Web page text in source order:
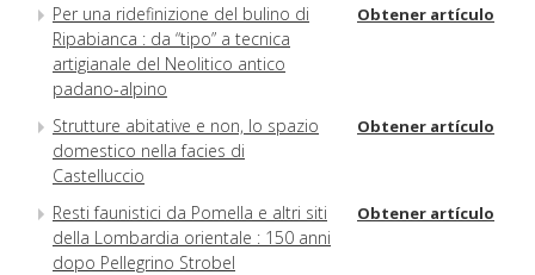
Per una ridefinizione del bulino di
Ripabianca : da “tipo” a tecnica
artigianale del Neolitico antico
padano-alpino
Obtener artículo
Strutture abitative e non, lo spazio
domestico nella facies di
Castelluccio
Obtener artículo
Resti faunistici da Pomella e altri siti
della Lombardia orientale : 150 anni
dopo Pellegrino Strobel
Obtener artículo